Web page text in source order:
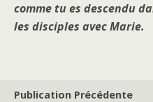
comme tu es descendu
les disciples avec Marie.
Publication Précédente